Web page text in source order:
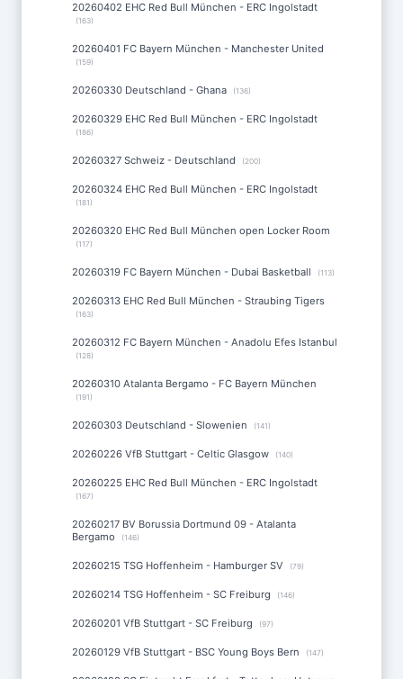
20260402 EHC Red Bull München - ERC Ingolstadt
(163)
20260401 FC Bayern München - Manchester United
(159)
20260330 Deutschland - Ghana (136)
20260329 EHC Red Bull München - ERC Ingolstadt
(186)
20260327 Schweiz - Deutschland (200)
20260324 EHC Red Bull München - ERC Ingolstadt
(181)
20260320 EHC Red Bull München open Locker Room
(117)
20260319 FC Bayern München - Dubai Basketball (113)
20260313 EHC Red Bull München - Straubing Tigers
(163)
20260312 FC Bayern München - Anadolu Efes Istanbul
(128)
20260310 Atalanta Bergamo - FC Bayern München
(191)
20260303 Deutschland - Slowenien (141)
20260226 VfB Stuttgart - Celtic Glasgow (140)
20260225 EHC Red Bull München - ERC Ingolstadt
(167)
20260217 BV Borussia Dortmund 09 - Atalanta
Bergamo
(146)
20260215 TSG Hoffenheim - Hamburger SV (79)
20260214 TSG Hoffenheim - SC Freiburg (146)
20260201 VfB Stuttgart - SC Freiburg (97)
20260129 VfB Stuttgart - BSC Young Boys Bern (147)